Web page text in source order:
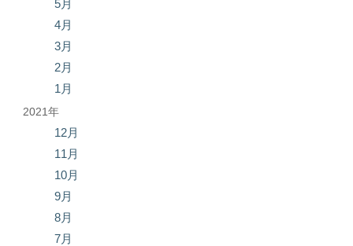
5月
4月
3月
2月
1月
2021年
12月
11月
10月
9月
8月
7月